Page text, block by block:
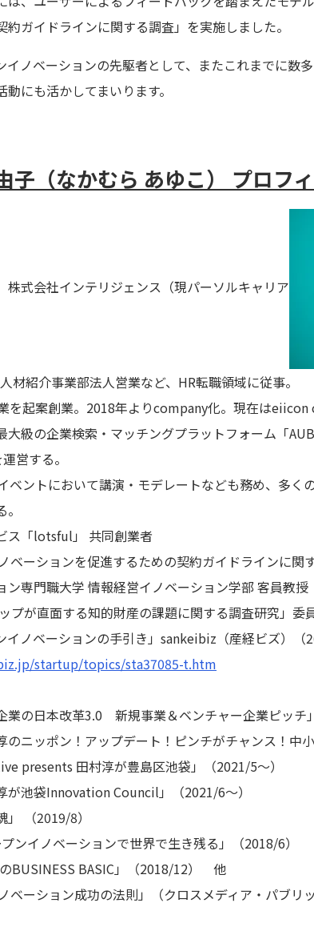
約ガイドラインに関する調査」を実施しました。
イノベーションの先駆者として、またこれまでに数
にも活かしてまいります。
子（なかむら あゆこ） プロフ
株式会社インテリジェンス（現パーソルキャリア
材紹介事業部法人営業など、HR転職領域に従事。
を起案創業。2018年よりcompany化。現在は
大級の企業検索・マッチングプラットフォーム「
営する。
ベントにおいて講演・モデレートなども務め、多
ス「lotsful」 共同創業者
ベーションを促進するための契約ガイドラインに関
専門職大学 情報経営イノベーション学部 客員教授
プが直面する知的財産の課題に関する調査研究」委
イノベーションの手引き」sankeibiz（産経ビズ）（
startup/topics/sta37085-t.htm
業の日本改革3.0 新規事業＆ベンチャー企業ピッチ
のニッポン！アップデート！ピンチがチャンス！中
presents 田村淳が豊島区池袋」（2021/5～）
が池袋Innovation Council」（2021/6～）
」 （2019/8）
ンイノベーションで世界で生き残る」（2018/6）
BUSINESS BASIC」（2018/12） 他
ベーション成功の法則」（クロスメディア・パブリ